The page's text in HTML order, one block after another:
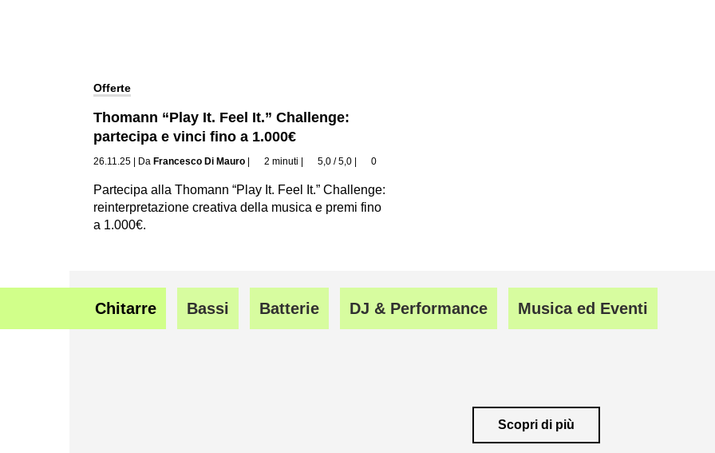
Offerte
Thomann “Play It. Feel It.” Challenge:
partecipa e vinci fino a 1.000€
26.11.25 | Da Francesco Di Mauro | 2 minuti | 5,0 / 5,0 | 0
Partecipa alla Thomann “Play It. Feel It.” Challenge:
reinterpretazione creativa della musica e premi fino
a 1.000€.
Chitarre Bassi Batterie DJ & Performance Musica ed Eventi
Scopri di più